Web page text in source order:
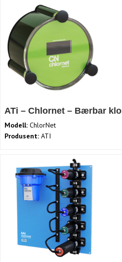
ATi – Chlornet – Bærbar
Modell: ChlorNet
Produsent: ATI